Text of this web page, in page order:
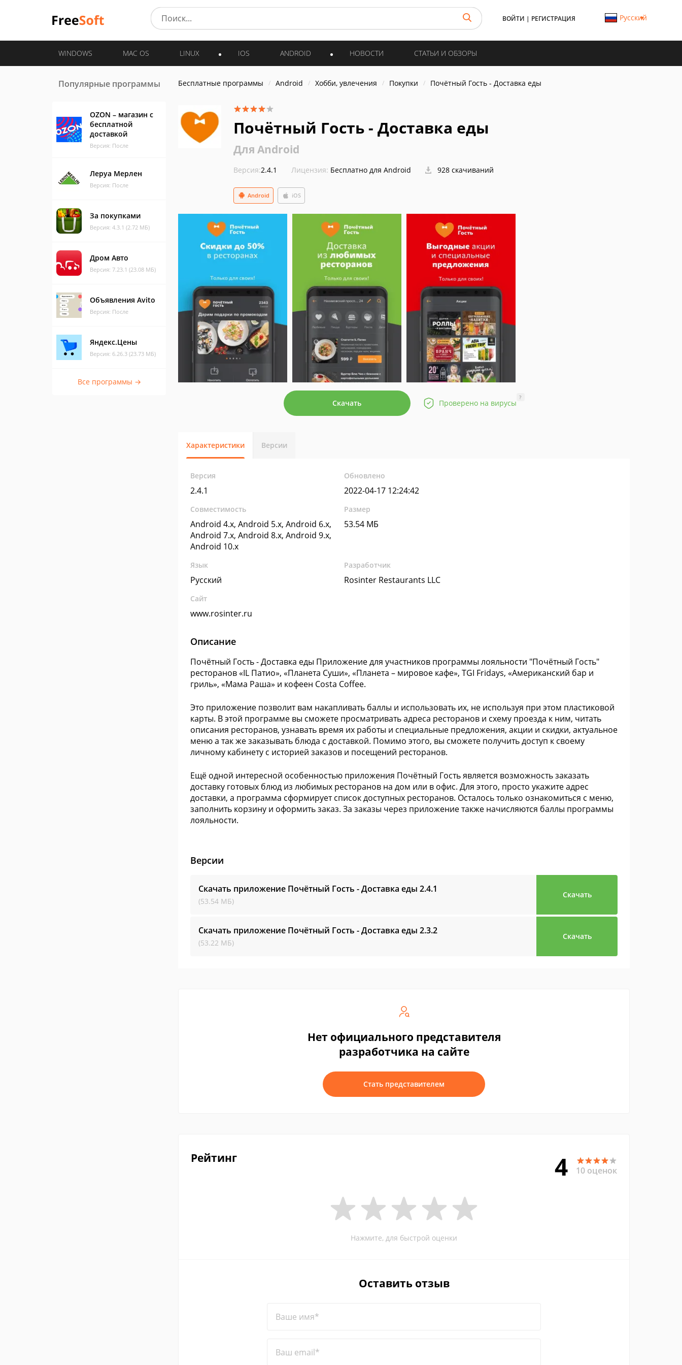
ВОЙТИ | РЕГИСТРАЦИЯ Русский
WINDOWS MAC OS LINUX IOS ANDROID НОВОСТИ СТАТЬИ И ОБЗОРЫ
Популярные программы
OZON – магазин с
бесплатной
доставкой
Версия: После
Леруа Мерлен
Версия: После
За покупками
Версия: 4.3.1 (2.72 МБ)
Дром Авто
Версия: 7.23.1 (23.08 МБ)
Объявления Avito
Версия: После
Яндекс.Цены
Версия: 6.26.3 (23.73 МБ)
Все программы →
Бесплатные программы Android Хобби, увлечения Покупки Почётный Гость - Доставка еды
Почётный Гость - Доставка еды
Для Android
Версия:2.4.1 Лицензия: Бесплатно для Android 928 скачиваний
Android iOS
Скачать Проверено на вирусы
?
Характеристики Версии
Версия
2.4.1
Обновлено
2022-04-17 12:24:42
Совместимость
Android 4.x, Android 5.x, Android 6.x,
Android 7.x, Android 8.x, Android 9.x,
Android 10.x
Размер
53.54 МБ
Язык
Русский
Разработчик
Rosinter Restaurants LLC
Сайт
www.rosinter.ru
Описание
Почётный Гость - Доставка еды Приложение для участников программы лояльности "Почётный Гость"
ресторанов «IL Патио», «Планета Суши», «Планета – мировое кафе», TGI Fridays, «Американский бар и
гриль», «Мама Раша» и кофеен Costa Coffee.
Это приложение позволит вам накапливать баллы и использовать их, не используя при этом пластиковой
карты. В этой программе вы сможете просматривать адреса ресторанов и схему проезда к ним, читать
описания ресторанов, узнавать время их работы и специальные предложения, акции и скидки, актуальное
меню а так же заказывать блюда с доставкой. Помимо этого, вы сможете получить доступ к своему
личному кабинету с историей заказов и посещений ресторанов.
Ещё одной интересной особенностью приложения Почётный Гость является возможность заказать
доставку готовых блюд из любимых ресторанов на дом или в офис. Для этого, просто укажите адрес
доставки, а программа сформирует список доступных ресторанов. Осталось только ознакомиться с меню,
заполнить корзину и оформить заказ. За заказы через приложение также начисляются баллы программы
лояльности.
Версии
Скачать приложение Почётный Гость - Доставка еды 2.4.1
(53.54 МБ)
Скачать
Скачать приложение Почётный Гость - Доставка еды 2.3.2
(53.22 МБ)
Скачать
Нет официального представителя
разработчика на сайте
Стать представителем
Рейтинг 4 10 оценок
Нажмите, для быстрой оценки
Оставить отзыв
Ваше имя*
Ваш email*